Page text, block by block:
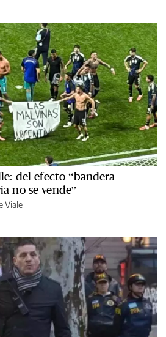
del efecto “bandera
no se vende”
Viale